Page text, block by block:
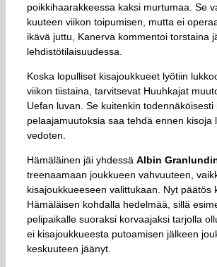
poikkihaarakkeessa kaksi murtumaa. Se
kuuteen viikon toipumisen, mutta ei
ikävä juttu, Kanerva kommentoi torstaina
lehdistötilaisuudessa.
Koska lopulliset kisajoukkueet lyötiin
viikon tiistaina, tarvitsevat Huuhkajat
Uefan luvan. Se kuitenkin todennäköisesti
pelaajamuutoksia saa tehdä ennen kisoja
vedoten.
Hämäläinen jäi yhdessä Albin
treenaamaan joukkueen vahvuuteen,
kisajoukkueeseen valittukaan. Nyt päätös
Hämäläisen kohdalla hedelmää, sillä
pelipaikalle suoraksi korvaajaksi tarjolla
ei kisajoukkueesta putoamisen jälkeen
keskuuteen jäänyt.